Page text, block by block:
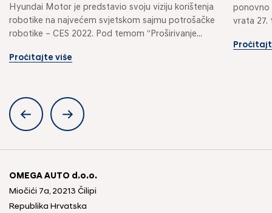
Hyundai Motor je predstavio svoju viziju korištenja
robotike na najvećem svjetskom sajmu potrošačke
robotike – CES 2022. Pod temom “Proširivanje...
Pročitajte više
ponovno
vrata 27.
OMEGA AUTO d.o.o.
Miočići 7a, 20213 Čilipi
Republika Hrvatska